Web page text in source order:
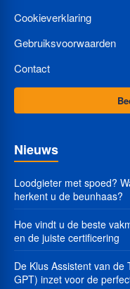
Cookieverklaring
Gebruiksvoorwaarden
Contact
Nieuws
Loodgieter met spoed?
herkent u de beunhaas?
Hoe vindt u de beste
en de juiste certificering
De Klus Assistent van
GPT) inzet voor de